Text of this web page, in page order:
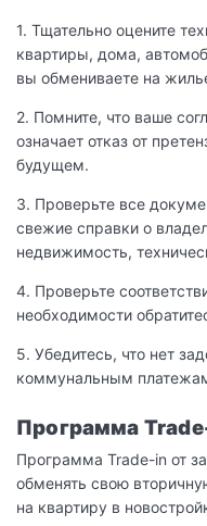
1. Тщательно оцените
квартиры, дома,
вы обмениваете на
2. Помните, что ваше
означает отказ от
будущем.
3. Проверьте все
свежие справки о
недвижимость,
4. Проверьте
необходимости
5. Убедитесь, что нет
коммунальным
Программа
Программа Trade-in от
обменять свою
на квартиру в